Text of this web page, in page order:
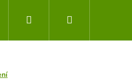
Kontakty
PřihlášeníNákupní